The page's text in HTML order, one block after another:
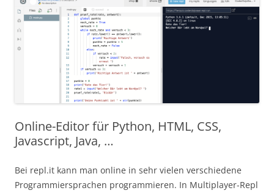
Online-Editor für Python, HTML, CSS,
Javascript, Java, …
Bei repl.it kann man online in sehr vielen verschiedene
Programmiersprachen programmieren. In Multiplayer-Repl